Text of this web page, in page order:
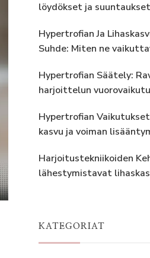
löydökset ja suuntaukset
Hypertrofian Ja
Suhde: Miten ne
Hypertrofian Säätely:
harjoittelun
Hypertrofian
kasvu ja voiman
Harjoitustekniikoiden
lähestymistavat
KATEGORIAT